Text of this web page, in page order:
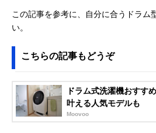
この記事を参考に、自分に合うドラム
い。
こちらの記事もどうぞ
ドラム式洗濯機おすす
叶える人気モデルも
Moovoo